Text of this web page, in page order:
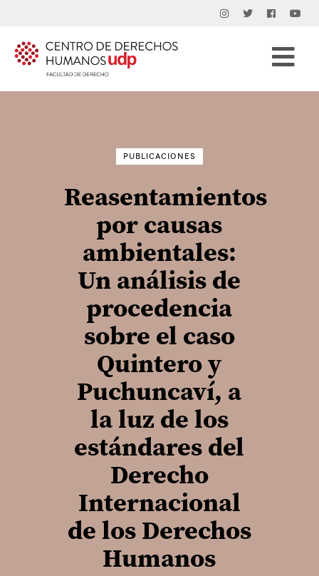
PUBLICACIONES
Reasentamientos
por causas
ambientales:
Un análisis de
procedencia
sobre el caso
Quintero y
Puchuncaví, a
la luz de los
estándares del
Derecho
Internacional
de los Derechos
Humanos